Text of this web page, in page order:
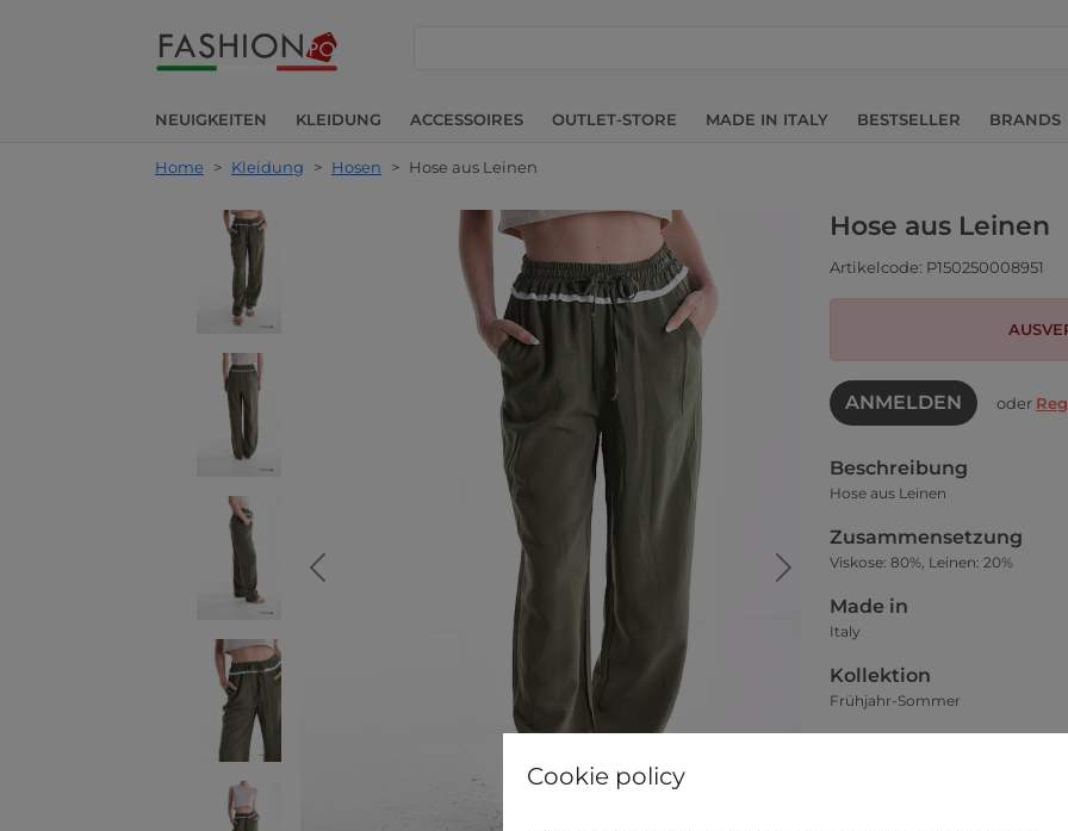
Cookie policy
NEUIGKEITEN KLEIDUNG ACCESSOIRES OUTLET-STORE MADE IN ITALY BESTSELLER BRANDS
Home > Kleidung > Hosen > Hose aus Leinen
Hose aus Leinen
Artikelcode: P150250008951
ANMELDEN oder
Beschreibung
Hose aus Leinen
Zusammensetzung
Viskose: 80%, Leinen: 20%
Made in
Italy
Kollektion
Frühjahr-Sommer
Das Model auf dem Hauptfoto